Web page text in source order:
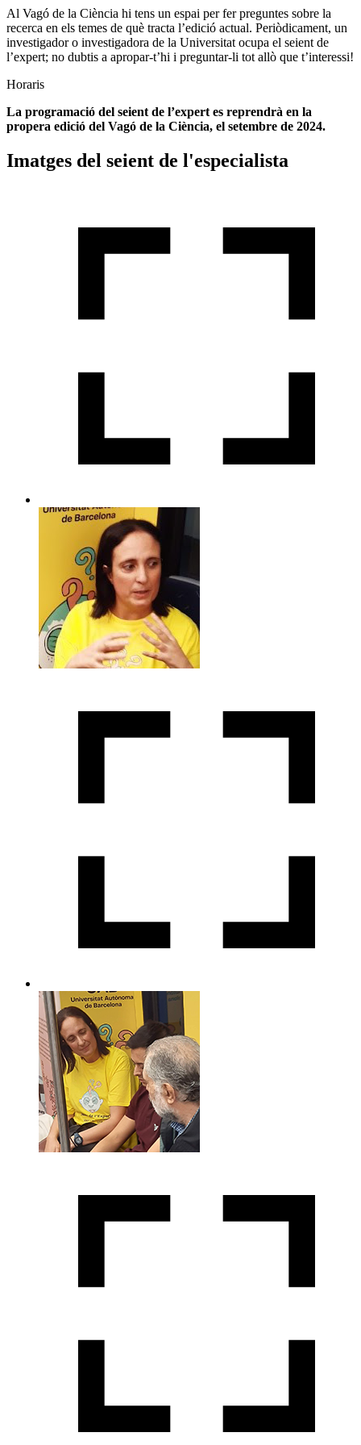
Al Vagó de la Ciència hi tens un espai per fer preguntes sobre la
recerca en els temes de què tracta l’edició actual. Periòdicament, un
investigador o investigadora de la Universitat ocupa el seient de
l’expert; no dubtis a apropar-t’hi i preguntar-li tot allò que t’interessi!
Horaris
La programació del seient de l’expert es reprendrà en la
propera edició del Vagó de la Ciència, el setembre de 2024.
Imatges del seient de l'especialista